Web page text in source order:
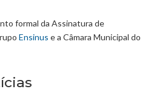
formal da Assinatura de
Ensinus e a Câmara Municipal do